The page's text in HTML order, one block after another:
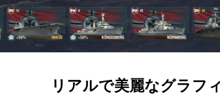
リアルで美麗なグラフ